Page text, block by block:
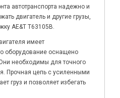
автотранспорта надежно и
двигатель и другие грузы,
AE&T T63105B.
имеет
оборудование оснащено
необходимы для точного
Прочная цепь с усиленными
груз и позволяет избегать